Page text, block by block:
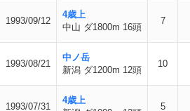
1993/09/12
4歳上
中山 ダ1800m 16頭
7
1993/08/21
中ノ岳
新潟 ダ1200m 12頭
10
1993/07/31
4歳上
5